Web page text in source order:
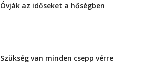
Óvják az időseket a hőségben
Szükség van minden csepp vérre